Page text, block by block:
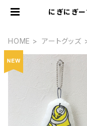
にぎにぎ
HOME アートグッズ